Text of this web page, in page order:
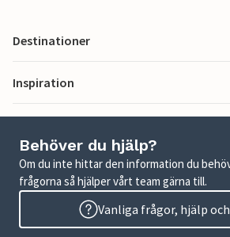
Destinationer
Inspiration
Behöver du hjälp?
Om du inte hittar den information du
frågorna så hjälper vårt team gärna till.
Vanliga frågor, hjälp